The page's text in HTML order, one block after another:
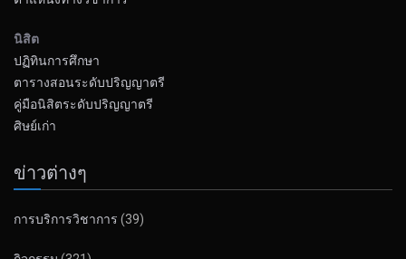
นิสิต
ปฏิทินการศึกษา
ตารางสอนระดับปริญญาตรี
คู่มือนิสิตระดับปริญญาตรี
ศิษย์เก่า
ข่าวต่างๆ
การบริการวิชาการ (39)